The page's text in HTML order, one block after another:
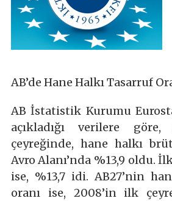
AB’de Hane Halkı Tasarruf
AB İstatistik Kurumu
açıkladığı verilere
çeyreğinde, hane halkı
Avro Alanı’nda %13,9 oldu.
ise, %13,7 idi. AB27’nin
oranı ise, 2008’in ilk